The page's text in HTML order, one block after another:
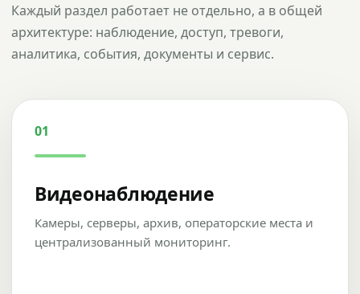
Каждый раздел работает не отдельно, а в общей
архитектуре: наблюдение, доступ, тревоги,
аналитика, события, документы и сервис.
01
Видеонаблюдение
Камеры, серверы, архив, операторские места и
централизованный мониторинг.